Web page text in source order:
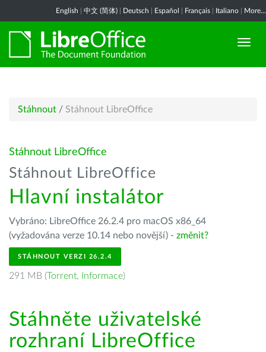
English 中文 (简体) Deutsch Español Français Italiano More...
Stáhnout / Stáhnout LibreOffice
Stáhnout LibreOffice
Stáhnout LibreOffice
Hlavní instalátor
Vybráno: LibreOffice 26.2.4 pro macOS x86_64
(vyžadována verze 10.14 nebo novější) - změnit?
STÁHNOUT VERZI 26.2.4
291 MB (Torrent, Informace)
Stáhněte uživatelské
rozhraní LibreOffice